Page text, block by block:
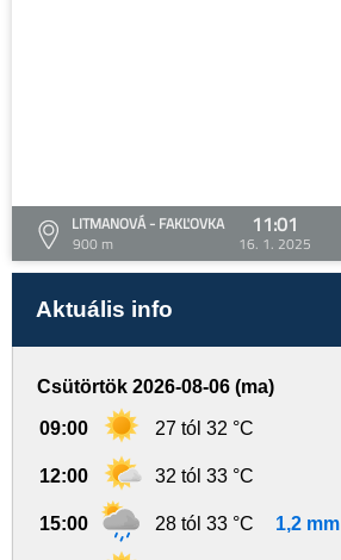
LITMANOVÁ - FAKĽOVKA
900 m
11:01
16. 1. 2025
Aktuális info
Csütörtök 2026-08-06 (ma)
09:00 27 tól 32 °C
12:00 32 tól 33 °C
15:00 28 tól 33 °C 1,2 mm